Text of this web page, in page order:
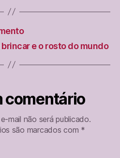
e o rosto do mundo
comentário
mail não será publicado.
são marcados com *